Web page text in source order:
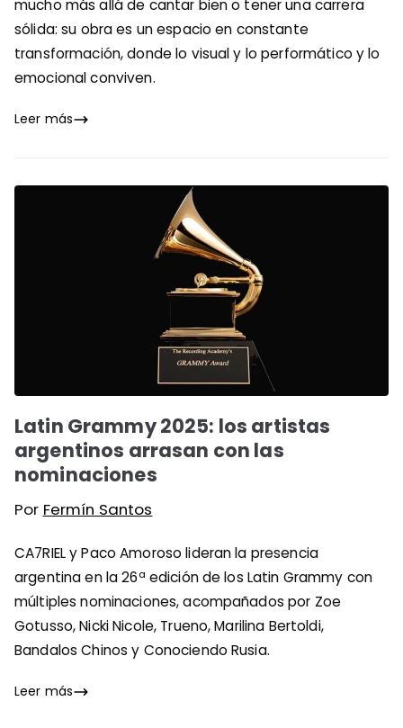
mucho más allá de cantar bien o tener una carrera
sólida: su obra es un espacio en constante
transformación, donde lo visual y lo performático y lo
emocional conviven.
Leer más
Latin Grammy 2025: los artistas
argentinos arrasan con las
nominaciones
Por Fermín Santos
CA7RIEL y Paco Amoroso lideran la presencia
argentina en la 26ª edición de los Latin Grammy con
múltiples nominaciones, acompañados por Zoe
Gotusso, Nicki Nicole, Trueno, Marilina Bertoldi,
Bandalos Chinos y Conociendo Rusia.
Leer más